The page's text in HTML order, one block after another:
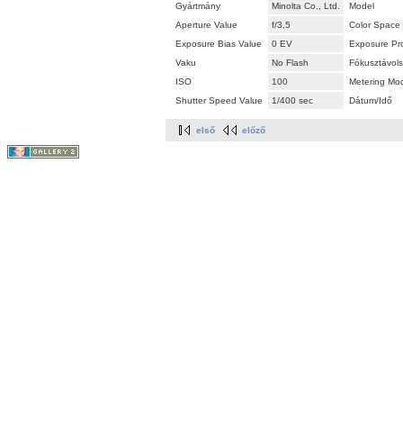
Gyártmány
Minolta Co., Ltd.
Model
Aperture Value
f/3,5
Color Space
Exposure Bias Value
0 EV
Exposure
Vaku
No Flash
ISO
100
Metering
Shutter Speed Value
1/400 sec Dátum/Idő
első előző